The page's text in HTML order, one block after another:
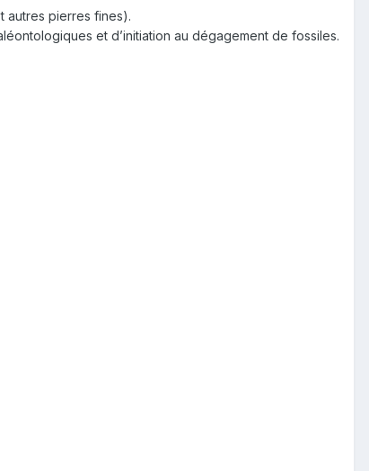
autres pierres fines).
et d’initiation au dégagement de fossiles.